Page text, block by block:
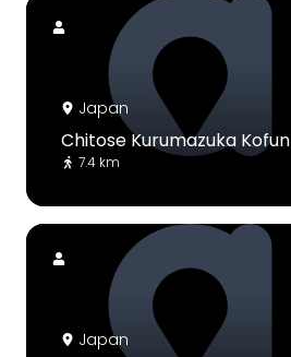
Japan
Chitose Kurumazuka Kofun
7.4 km
Japan